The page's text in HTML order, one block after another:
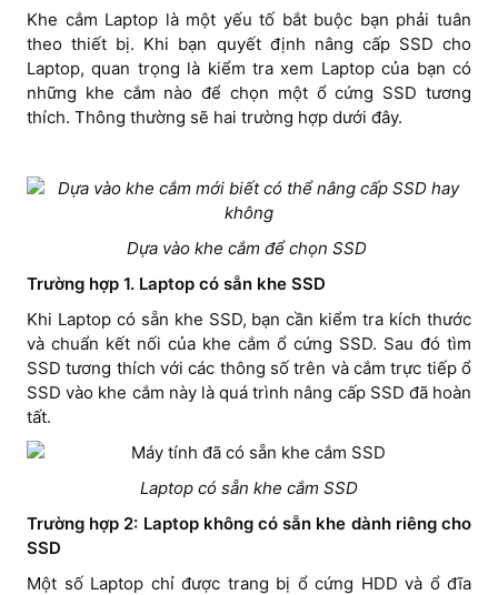
Khe cắm Laptop là một yếu tố bắt buộc bạn phải tuân
theo thiết bị. Khi bạn quyết định nâng cấp SSD cho
Laptop, quan trọng là kiểm tra xem Laptop của bạn có
những khe cắm nào để chọn một ổ cứng SSD tương
thích. Thông thường sẽ hai trường hợp dưới đây.
Dựa vào khe cắm để chọn SSD
Trường hợp 1. Laptop có sẵn khe SSD
Khi Laptop có sẵn khe SSD, bạn cần kiểm tra kích thước
và chuẩn kết nối của khe cắm ổ cứng SSD. Sau đó tìm
SSD tương thích với các thông số trên và cắm trực tiếp ổ
SSD vào khe cắm này là quá trình nâng cấp SSD đã hoàn
tất.
Laptop có sẵn khe cắm SSD
Trường hợp 2: Laptop không có sẵn khe dành riêng cho
SSD
Một số Laptop chỉ được trang bị ổ cứng HDD và ổ đĩa